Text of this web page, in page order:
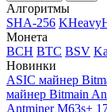
Алгоритмы
SHA-256
Монета
BCH BTC BSV
Новинки
ASIC майнер
майнер Bitmain
Antminer M63s+